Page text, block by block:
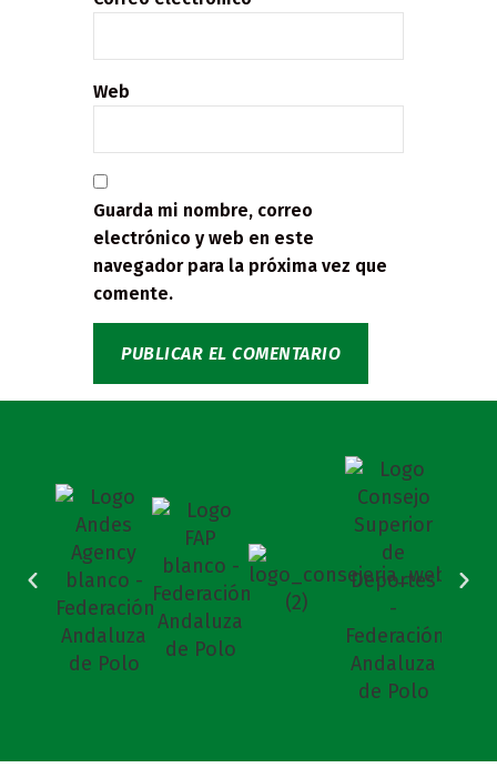
Web
Guarda mi nombre, correo
electrónico y web en este
navegador para la próxima vez que
comente.